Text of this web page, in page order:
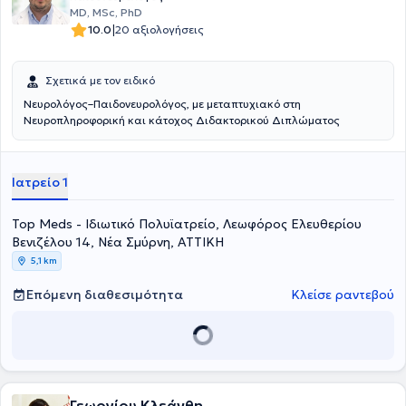
MD, MSc, PhD
10.0|20 αξιολογήσεις
Σχετικά με τον ειδικό
Νευρολόγος–Παιδονευρολόγος, με μεταπτυχιακό στη
Νευροπληροφορική και κάτοχος Διδακτορικού Διπλώματος
Ιατρείο 1
Top Meds - Ιδιωτικό Πολυϊατρείο, Λεωφόρος Ελευθερίου
Βενιζέλου 14, Νέα Σμύρνη, ΑΤΤΙΚΗ
5,1 km
Επόμενη διαθεσιμότητα Κλείσε ραντεβού